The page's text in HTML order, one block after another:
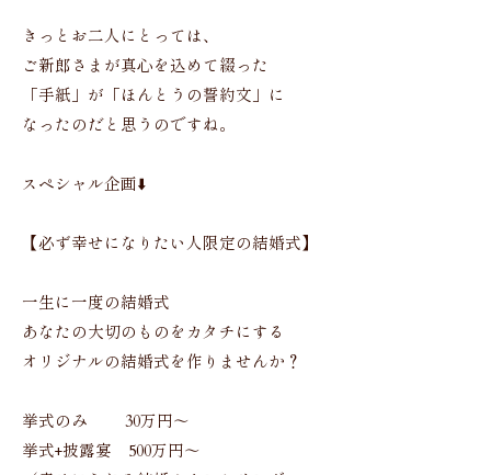
きっとお二人にとっては、
ご新郎さまが真心を込めて綴った
「手紙」が「ほんとうの誓約文」に
なったのだと思うのですね。
スペシャル企画⬇️
【必ず幸せになりたい人限定の結婚式】
一生に一度の結婚式
あなたの大切のものをカタチにする
オリジナルの結婚式を作りませんか？
挙式のみ 30万円〜
挙式+披露宴 500万円〜